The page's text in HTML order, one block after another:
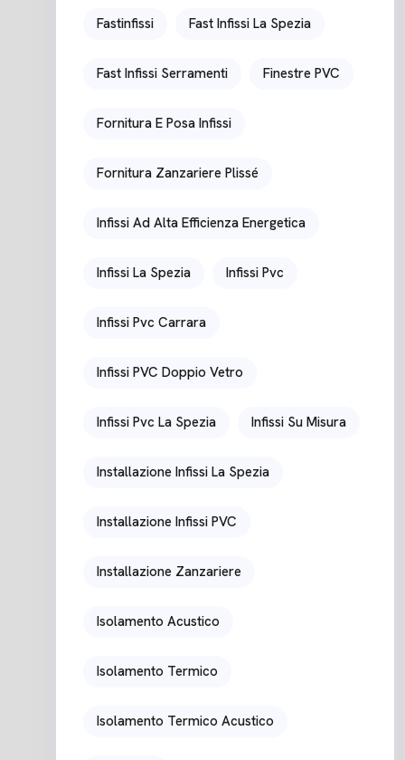
Fastinfissi Fast Infissi La Spezia
Fast Infissi Serramenti Finestre PVC
Fornitura E Posa Infissi
Fornitura Zanzariere Plissé
Infissi Ad Alta Efficienza Energetica
Infissi La Spezia Infissi Pvc
Infissi Pvc Carrara
Infissi PVC Doppio Vetro
Infissi Pvc La Spezia Infissi Su Misura
Installazione Infissi La Spezia
Installazione Infissi PVC
Installazione Zanzariere
Isolamento Acustico
Isolamento Termico
Isolamento Termico Acustico